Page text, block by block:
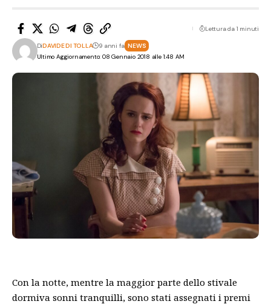
Ultimo Aggiornamento: 08 Gennaio 2018 alle 1:48 AM
DiDAVIDE DI TOLLA 9 anni fa NEWS
Lettura da 1 minuti
Con la notte, mentre la maggior parte dello stivale
dormiva sonni tranquilli, sono stati assegnati i premi